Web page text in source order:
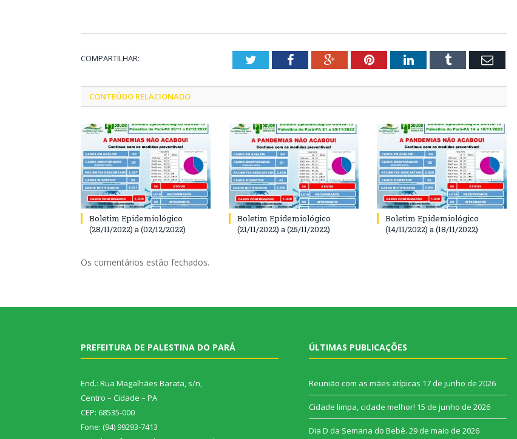
COMPARTILHAR: TwitterFacebookGoogle+PinterestLinkedInTumblr Email
CONTEÚDO RELACIONADO
Boletim Epidemiológico
(28/11/2022) a (02/12/2022)
Boletim Epidemiológico
(21/11/2022) a (25/11/2022)
Boletim Epidemiológico
(14/11/2022) a (18/11/2022)
Os comentários estão fechados.
PREFEITURA DE PALESTINA DO PARÁ
End.: Rua Magalhães Barata, s/n,
Centro – Cidade – PA
CEP: 68535-000
Fone: (94) 99293-7413
ÚLTIMAS PUBLICAÇÕES
Reunião com as mães atípicas 17 de junho de 2026
Cidade limpa, cidade melhor! 15 de junho de 2026
Dia D da Semana do Bebê. 29 de maio de 2026